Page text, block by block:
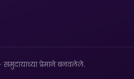
प्रेमाने बनवलेले.